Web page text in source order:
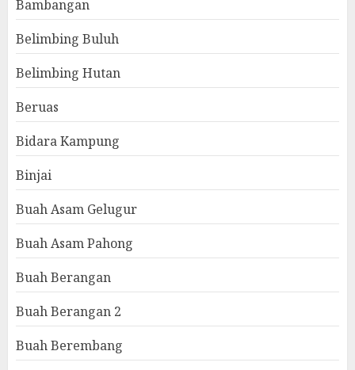
Bambangan
Belimbing Buluh
Belimbing Hutan
Beruas
Bidara Kampung
Binjai
Buah Asam Gelugur
Buah Asam Pahong
Buah Berangan
Buah Berangan 2
Buah Berembang